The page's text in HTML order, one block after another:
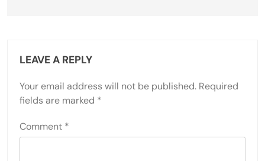
LEAVE A REPLY
Your email address will not be published. Required
fields are marked *
Comment *